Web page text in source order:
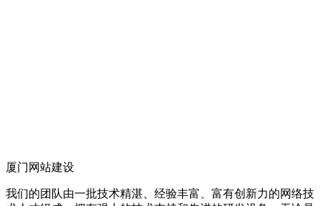
厦门网站建设
我们的团队由一批技术精湛、经验丰富、富有创新力的网络技